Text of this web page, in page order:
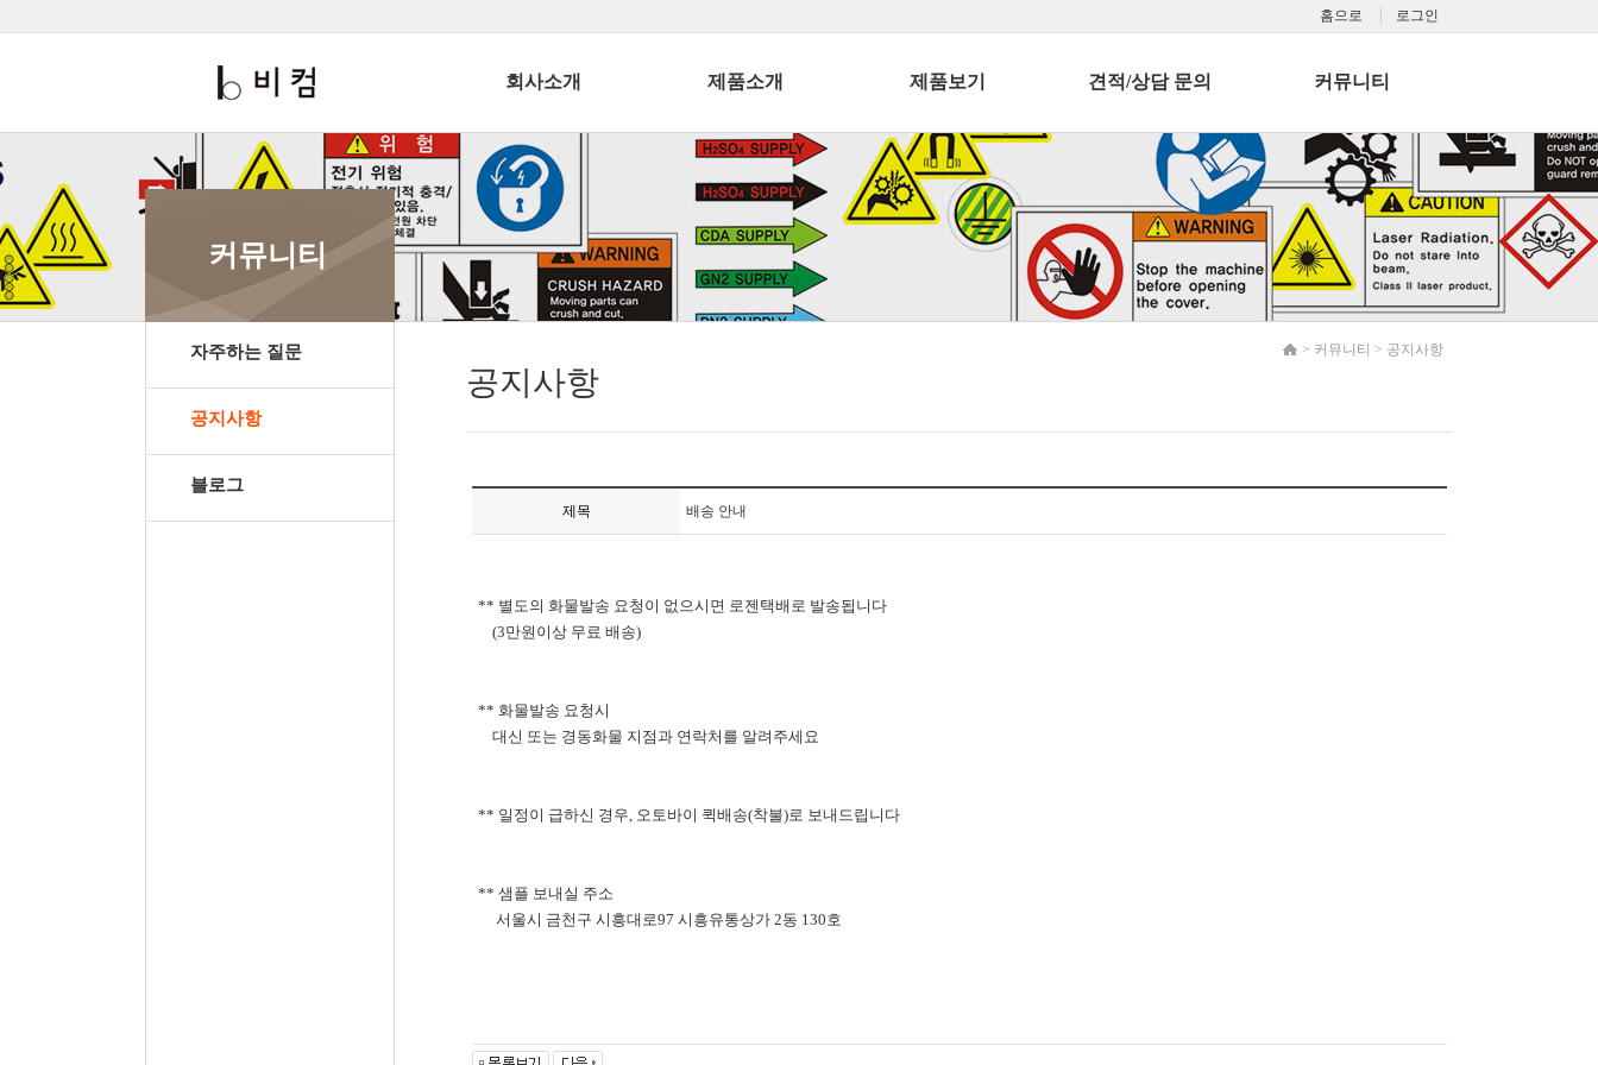
홈으로 로그인
회사소개 제품소개 제품보기 견적/상담 문의 커뮤니티
커뮤니티
자주하는 질문
공지사항
블로그
> 커뮤니티 > 공지사항
공지사항
제목 배송 안내
** 별도의 화물발송 요청이 없으시면 로젠택배로 발송됩니다
(3만원이상 무료 배송)
** 화물발송 요청시
대신 또는 경동화물 지점과 연락처를 알려주세요
** 일정이 급하신 경우, 오토바이 퀵배송(착불)로 보내드립니다
** 샘플 보내실 주소
서울시 금천구 시흥대로97 시흥유통상가 2동 130호